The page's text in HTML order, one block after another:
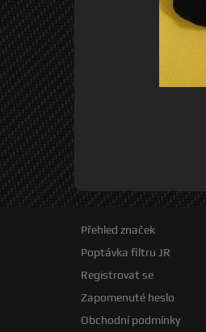
Přehled značek
Poptávka filtru JR
Registrovat se
Zapomenuté heslo
Obchodní podmínky